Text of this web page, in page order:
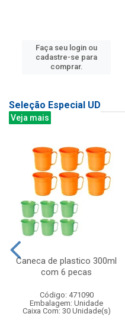
Faça seu login ou
cadastre-se para
comprar.
Seleção Especial UD
Veja mais
Caneca de plastico 300ml
com 6 pecas
Código: 471090
Embalagem: Unidade
Caixa Com: 30 Unidade(s)